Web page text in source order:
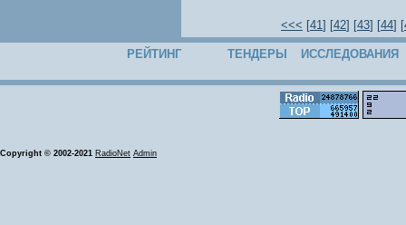
<<< [41] [42] [43] [44] [
РЕЙТИНГ ТЕНДЕРЫ ИССЛЕДОВАНИЯ
Copyright © 2002-2021 RadioNet Admin